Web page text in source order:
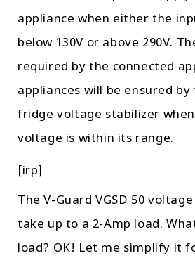
appliance when either the
below 130V or above 290V.
required by the connected
appliances will be ensured by
fridge voltage stabilizer
voltage is within its range.
[irp]
The V-Guard VGSD 50
take up to a 2-Amp load.
load? OK! Let me simplify it